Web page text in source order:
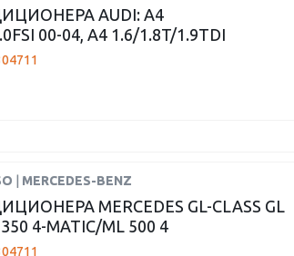
AUDI: A4
00-04, A4 1.6/1.8T/1.9TDI
MERCEDES-BENZ
MERCEDES GL-CLASS GL
4-MATIC/ML 500 4